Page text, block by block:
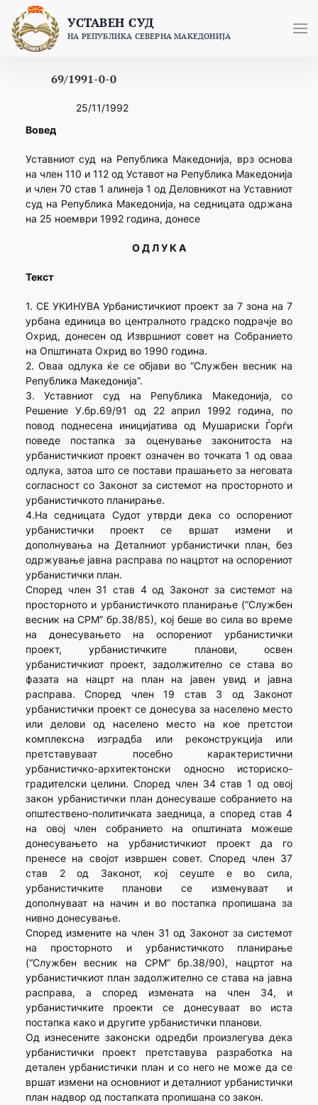
content
УСТАВЕН СУД
НА РЕПУБЛИКА СЕВЕРНА МАКЕДОНИЈА
69/1991-0-0
25/11/1992
Вовед
Уставниот суд на Република Македонија, врз основа
на член 110 и 112 од Уставот на Република Македонија
и член 70 став 1 алинеја 1 од Деловникот на Уставниот
суд на Република Македонија, на седницата одржана
на 25 ноември 1992 година, донесе
О Д Л У К А
Текст
1. СЕ УКИНУВА Урбанистичкиот проект за 7 зона на 7
урбана единица во централното градско подрачје во
Охрид, донесен од Извршниот совет на Собранието
на Општината Охрид во 1990 година.
2. Оваа одлука ќе се објави во “Службен весник на
Република Македонија”.
3. Уставниот суд на Република Македонија, со
Решение У.бр.69/91 од 22 април 1992 година, по
повод поднесена иницијатива од Мушариски Ѓорѓи
поведе постапка за оценување законитоста на
урбанистичкиот проект означен во точката 1 од оваа
одлука, затоа што се постави прашањето за неговата
согласност со Законот за системот на просторното и
урбанистичкото планирање.
4.На седницата Судот утврди дека со оспорениот
урбанистички проект се вршат измени и
дополнувања на Деталниот урбанистички план, без
одржување јавна расправа по нацртот на оспорениот
урбанистички план.
Според член 31 став 4 од Законот за системот на
просторното и урбанистичкото планирање (“Службен
весник на СРМ” бр.38/85), кој беше во сила во време
на донесувањето на оспорениот урбанистички
проект, урбанистичките планови, освен
урбанистичкиот проект, задолжително се става во
фазата на нацрт на план на јавен увид и јавна
расправа. Според член 19 став 3 од Законот
урбанистички проект се донесува за населено место
или делови од населено место на кое претстои
комплексна изградба или реконструкција или
претставуваат посебно карактеристични
урбанистичко-архитектонски односно историско-
градителски целини. Според член 34 став 1 од овој
закон урбанистички план донесуваше собранието на
општествено-политичката заедница, а според став 4
на овој член собранието на општината можеше
донесувањето на урбанистичкиот проект да го
пренесе на својот извршен совет. Според член 37
став 2 од Законот, кој сеуште е во сила,
урбанистичките планови се изменуваат и
дополнуваат на начин и во постапка пропишана за
нивно донесување.
Според измените на член 31 од Законот за системот
на просторното и урбанистичкото планирање
(“Службен весник на СРМ” бр.38/90), нацртот на
урбанистичкиот план задолжително се става на јавна
расправа, а според измената на член 34, и
урбанистичките проекти се донесуваат во иста
постапка како и другите урбанистички планови.
Од изнесените законски одредби произлегува дека
урбанистички проект претставува разработка на
детален урбанистички план и со него не може да се
вршат измени на основниот и деталниот урбанистички
план надвор од постапката пропишана со закон.